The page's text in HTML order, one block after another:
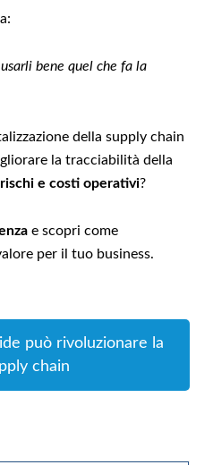
bene quel che fa la
della supply chain
la tracciabilità della
e costi operativi?
e scopri come
per il tuo business.
può rivoluzionare la
chain